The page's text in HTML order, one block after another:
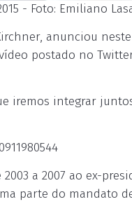
- Foto: Emiliano
anunciou
postado no
iremos integrar
a 2007 ao ex-
parte do mandato